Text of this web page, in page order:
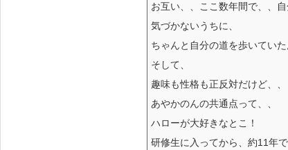
お互い、、ここ数年間で、、
気づかないうちに、
ちゃんと自分の道を歩いてい
そして、
趣味も性格も正反対だけど、、
あやかのんの共通点って、、
ハローが大好きなとこ！
研修生に入ってから、約11年で